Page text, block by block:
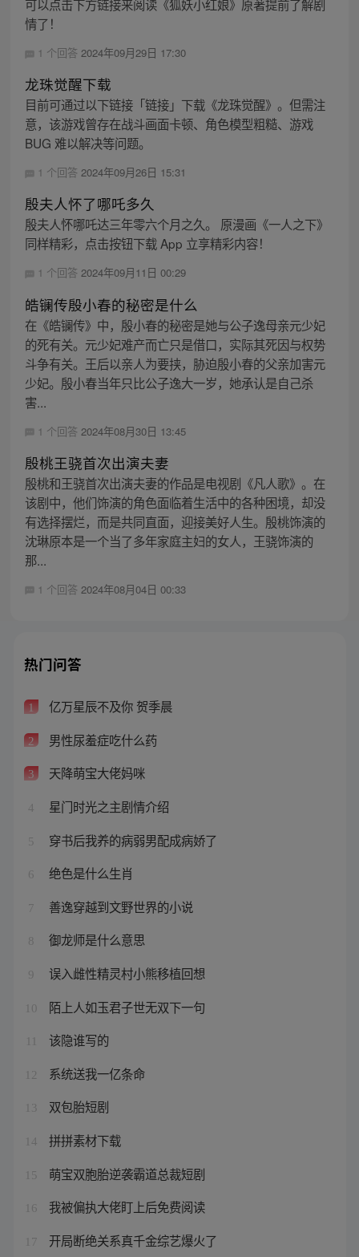
可以点击下方链接来阅读《狐妖小红娘》原著提前了解剧
情了！
1 个回答 2024年09月29日 17:30
龙珠觉醒下载
目前可通过以下链接「链接」下载《龙珠觉醒》。但需注
意，该游戏曾存在战斗画面卡顿、角色模型粗糙、游戏
BUG 难以解决等问题。
1 个回答 2024年09月26日 15:31
殷夫人怀了哪吒多久
殷夫人怀哪吒达三年零六个月之久。 原漫画《一人之下》
同样精彩，点击按钮下载 App 立享精彩内容！
1 个回答 2024年09月11日 00:29
皓镧传殷小春的秘密是什么
在《皓镧传》中，殷小春的秘密是她与公子逸母亲元少妃
的死有关。元少妃难产而亡只是借口，实际其死因与权势
斗争有关。王后以亲人为要挟，胁迫殷小春的父亲加害元
少妃。殷小春当年只比公子逸大一岁，她承认是自己杀
害...
1 个回答 2024年08月30日 13:45
殷桃王骁首次出演夫妻
殷桃和王骁首次出演夫妻的作品是电视剧《凡人歌》。在
该剧中，他们饰演的角色面临着生活中的各种困境，却没
有选择摆烂，而是共同直面，迎接美好人生。殷桃饰演的
沈琳原本是一个当了多年家庭主妇的女人，王骁饰演的
那...
1 个回答 2024年08月04日 00:33
热门问答
1 亿万星辰不及你 贺季晨
2 男性尿羞症吃什么药
3 天降萌宝大佬妈咪
4 星门时光之主剧情介绍
5 穿书后我养的病弱男配成病娇了
6 绝色是什么生肖
7 善逸穿越到文野世界的小说
8 御龙师是什么意思
9 误入雌性精灵村小熊移植回想
10 陌上人如玉君子世无双下一句
该隐谁写的
12 系统送我一亿条命
13 双包胎短剧
14 拼拼素材下载
15 萌宝双胞胎逆袭霸道总裁短剧
16 我被偏执大佬盯上后免费阅读
17 开局断绝关系真千金综艺爆火了